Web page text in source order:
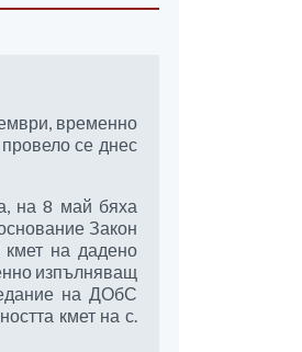
временно
се днес
на 8 май бяха
Закон
кмет на дадено
изпълняващ
на ДОбС
кмет на с.